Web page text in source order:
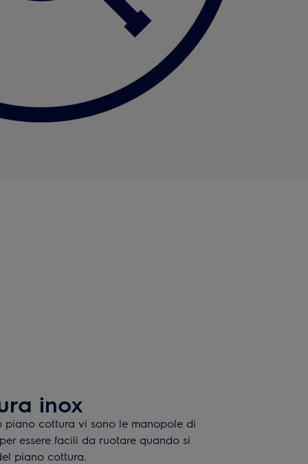
inox
piano cottura vi sono le manopole di
essere facili da ruotare quando si
piano cottura.